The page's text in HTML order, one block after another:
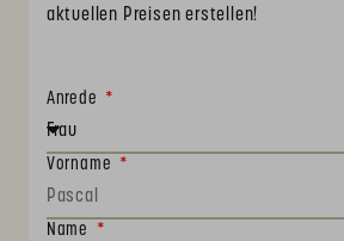
aktuellen Preisen erstellen!
Anrede
Vorname
Name